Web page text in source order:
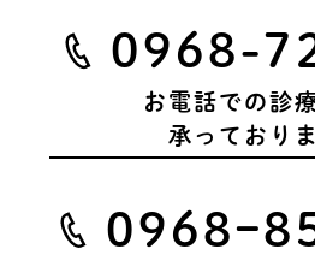
0968-
お電話での診
承っており
0968ｰ